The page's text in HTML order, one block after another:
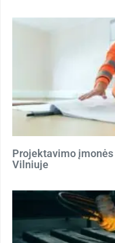
Projektavimo
Vilniuje